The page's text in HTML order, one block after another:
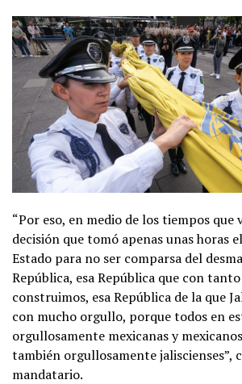
“Por eso, en medio de los tiempos que
decisión que tomó apenas unas horas
Estado para no ser comparsa del
República, esa República que con
construimos, esa República de la que
con mucho orgullo, porque todos en
orgullosamente mexicanas y
también orgullosamente jaliscienses”,
mandatario.